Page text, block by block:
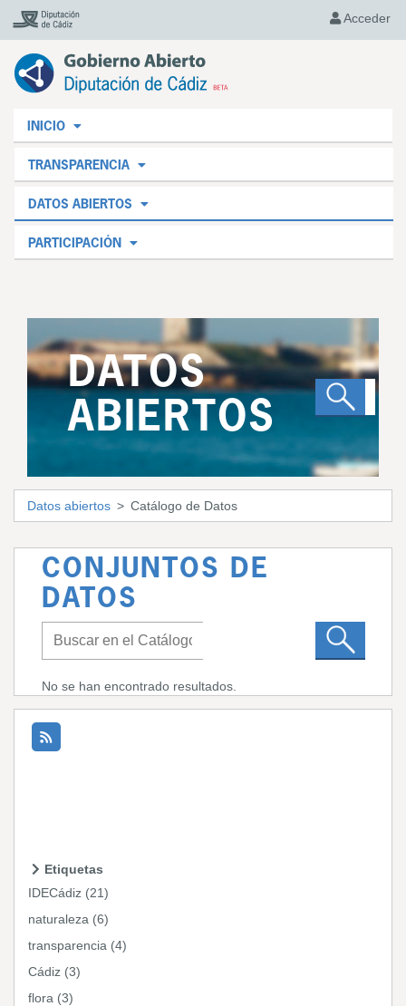
Acceder
INICIO
TRANSPARENCIA
DATOS ABIERTOS
PARTICIPACIÓN
DATOS
ABIERTOS
Datos abiertos Catálogo de Datos
CONJUNTOS DE
DATOS
No se han encontrado resultados.
Etiquetas
IDECádiz (21)
naturaleza (6)
transparencia (4)
Cádiz (3)
flora (3)